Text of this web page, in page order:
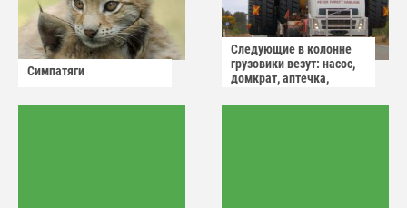
Симпатяги
Следующие в колонне
грузовики везут: насос,
домкрат, аптечка,